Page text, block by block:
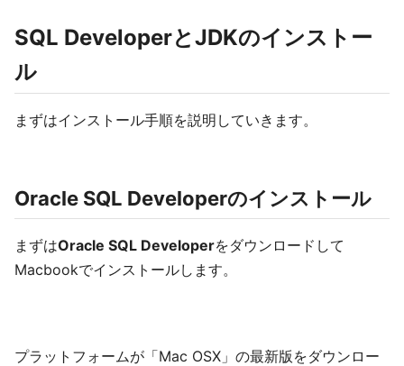
SQL DeveloperとJDKのインストー
ル
まずはインストール手順を説明していきます。
Oracle SQL Developerのインストール
まずはOracle SQL Developerをダウンロードして
Macbookでインストールします。
プラットフォームが「Mac OSX」の最新版をダウンロー